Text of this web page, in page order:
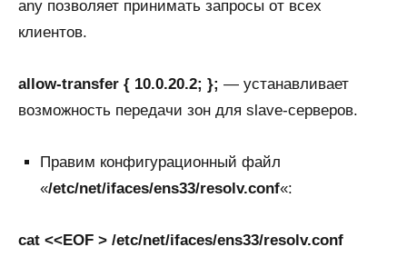
any позволяет принимать запросы от всех
клиентов.
allow-transfer { 10.0.20.2; }; — устанавливает
возможность передачи зон для slave-серверов.
Правим конфигурационный файл
«/etc/net/ifaces/ens33/resolv.conf«:
cat <<EOF > /etc/net/ifaces/ens33/resolv.conf